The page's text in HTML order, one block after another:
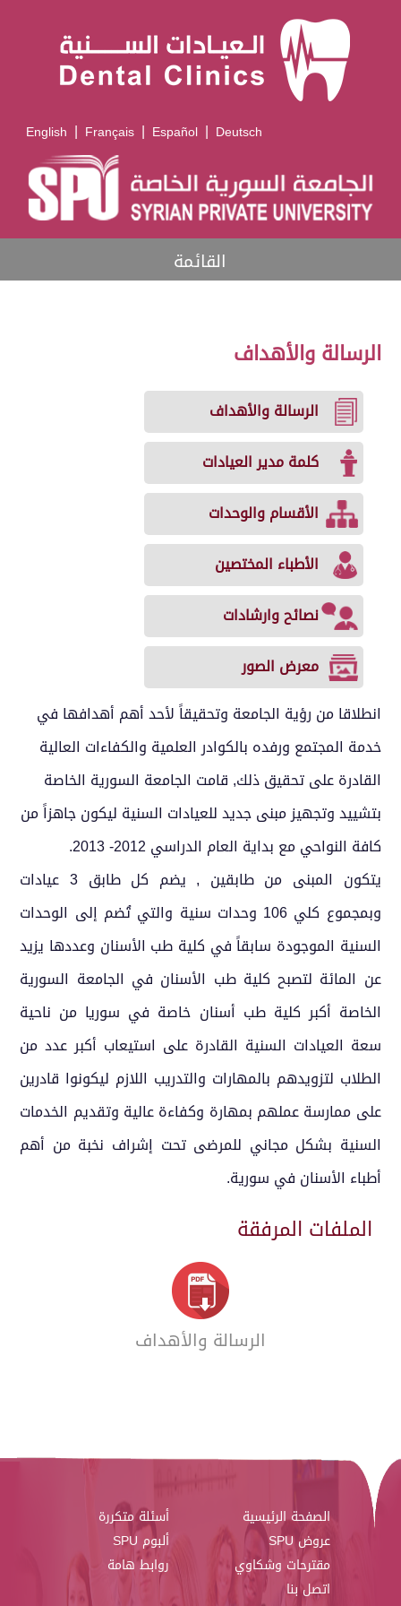
English | Français | Español | Deutsch
القائمة
الرسالة والأهداف
الرسالة والأهداف
كلمة مدير العيادات
الأقسام والوحدات
الأطباء المختصين
نصائح وارشادات
معرض الصور
انطلاقا من رؤية الجامعة وتحقيقاً لأحد أهم أهدافها في
خدمة المجتمع ورفده بالكوادر العلمية والكفاءات العالية
القادرة على تحقيق ذلك, قامت الجامعة السورية الخاصة
بتشييد وتجهيز مبنى جديد للعيادات السنية ليكون جاهزاً من
كافة النواحي مع بداية العام الدراسي 2012- 2013.
يتكون المبنى من طابقين , يضم كل طابق 3 عيادات
وبمجموع كلي 106 وحدات سنية والتي تُضم إلى الوحدات
السنية الموجودة سابقاً في كلية طب الأسنان وعددها يزيد
عن المائة لتصبح كلية طب الأسنان في الجامعة السورية
الخاصة أكبر كلية طب أسنان خاصة في سوريا من ناحية
سعة العيادات السنية القادرة على استيعاب أكبر عدد من
الطلاب لتزويدهم بالمهارات والتدريب اللازم ليكونوا قادرين
على ممارسة عملهم بمهارة وكفاءة عالية وتقديم الخدمات
السنية بشكل مجاني للمرضى تحت إشراف نخبة من أهم
أطباء الأسنان في سورية.
الملفات المرفقة
الرسالة والأهداف
الصفحة الرئيسية
أسئلة متكررة
عروض SPU
ألبوم SPU
مقترحات وشكاوي
روابط هامة
اتصل بنا